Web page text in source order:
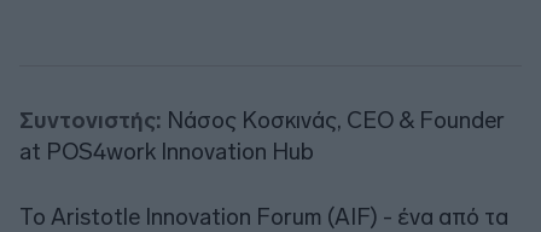
Συντονιστής: Νάσος Κοσκινάς, CEO & Founder
at POS4work Innovation Hub
Το Aristotle Innovation Forum (AIF) - ένα από τα